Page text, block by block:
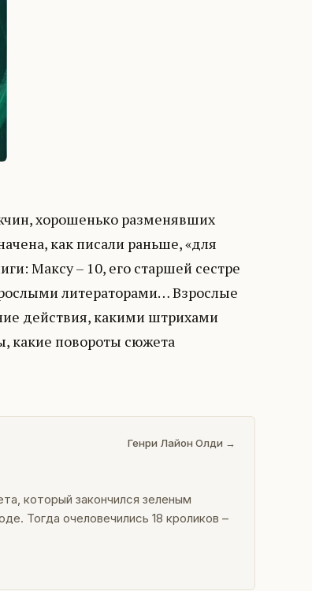
хорошенько разменявших
как писали раньше, «для
Максу – 10, его старшей сестре
литераторами… Взрослые
действия, какими штрихами
какие повороты сюжета
Генри Лайон Олди →
который закончился зеленым
Тогда очеловечились 18 кроликов –